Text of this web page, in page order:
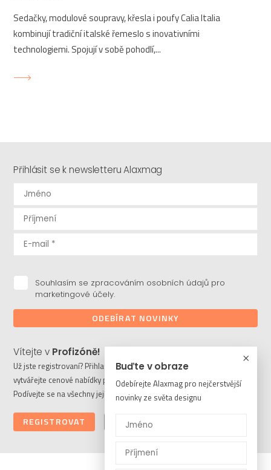
Sedačky, modulové soupravy, křesla i poufy Calia Italia
kombinují tradiční italské řemeslo s inovativními
technologiemi. Spojují v sobě pohodlí,...
Buďte v obraze
Odebírejte Alaxmag pro nejčerstvější
novinky ze světa designu
Přihlásit se k newsletteru Alaxmag
Souhlasím se zpracováním osobních údajů pro
marketingové účely.
ODEBÍRAT NOVINKY
Vítejte v Profizóně!
Už jste registrovaní? Přihlaste se a stahujte potřebné soubory či
vytvářejte cenové nabídky pro vaše klienty. Ještě nejste členem?
Podívejte se na všechny její výhody a registrujte se ještě dnes.
REGISTROVAT PŘIHLÁSIT